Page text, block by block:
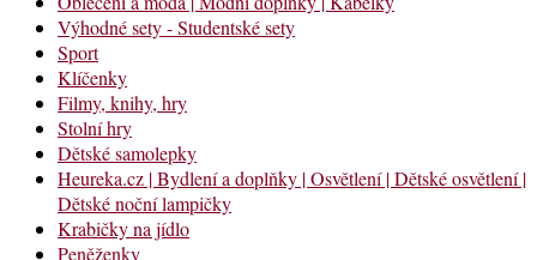
Výhodné sety - Studentské sety
Sport
Klíčenky
Filmy, knihy, hry
Stolní hry
Dětské samolepky
Heureka.cz | Bydlení a doplňky | Osvětlení | Dětské osvětlení |
Dětské noční lampičky
Krabičky na jídlo
Peněženky